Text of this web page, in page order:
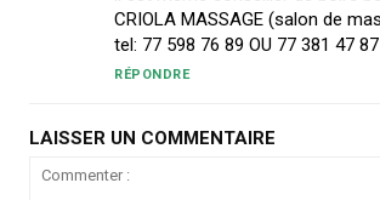
CRIOLA MASSAGE (salon de
tel: 77 598 76 89 OU 77 381 47 87
RÉPONDRE
LAISSER UN COMMENTAIRE